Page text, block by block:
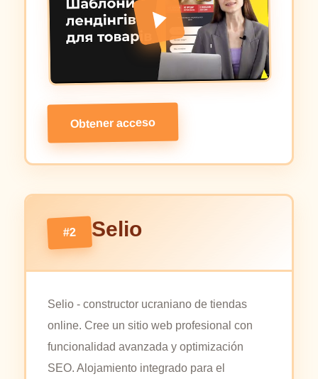
Obtener acceso
#2 Selio
Selio - constructor ucraniano de tiendas
online. Cree un sitio web profesional con
funcionalidad avanzada y optimización
SEO. Alojamiento integrado para el